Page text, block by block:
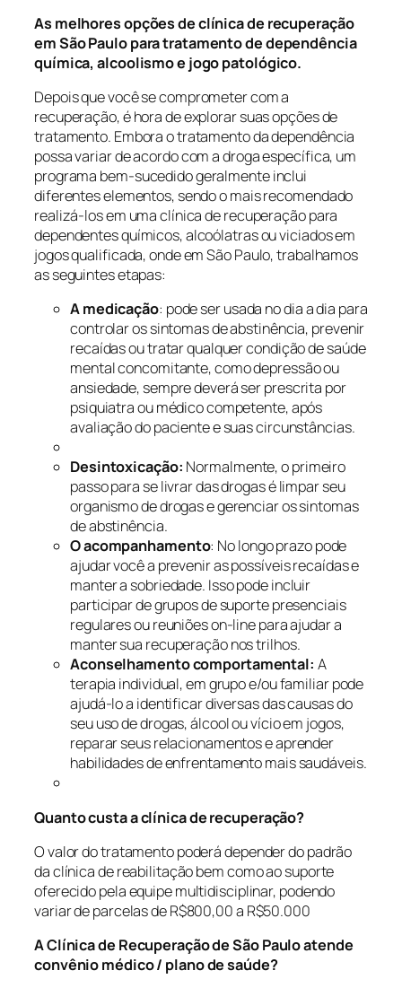
As melhores opções de clínica de recuperação
em São Paulo para tratamento de dependência
química, alcoolismo e jogo patológico.
Depois que você se comprometer com a
recuperação, é hora de explorar suas opções de
tratamento. Embora o tratamento da dependência
possa variar de acordo com a droga específica, um
programa bem-sucedido geralmente inclui
diferentes elementos, sendo o mais recomendado
realizá-los em uma clínica de recuperação para
dependentes químicos, alcoólatras ou viciados em
jogos qualificada, onde em São Paulo, trabalhamos
as seguintes etapas:
A medicação: pode ser usada no dia a dia para
controlar os sintomas de abstinência, prevenir
recaídas ou tratar qualquer condição de saúde
mental concomitante, como depressão ou
ansiedade, sempre deverá ser prescrita por
psiquiatra ou médico competente, após
avaliação do paciente e suas circunstâncias.
Desintoxicação: Normalmente, o primeiro
passo para se livrar das drogas é limpar seu
organismo de drogas e gerenciar os sintomas
de abstinência.
O acompanhamento: No longo prazo pode
ajudar você a prevenir as possíveis recaídas e
manter a sobriedade. Isso pode incluir
participar de grupos de suporte presenciais
regulares ou reuniões on-line para ajudar a
manter sua recuperação nos trilhos.
Aconselhamento comportamental: A
terapia individual, em grupo e/ou familiar pode
ajudá-lo a identificar diversas das causas do
seu uso de drogas, álcool ou vício em jogos,
reparar seus relacionamentos e aprender
habilidades de enfrentamento mais saudáveis.
Quanto custa a clínica de recuperação?
O valor do tratamento poderá depender do padrão
da clínica de reabilitação bem como ao suporte
oferecido pela equipe multidisciplinar, podendo
variar de parcelas de R$800,00 a R$50.000
A Clínica de Recuperação de São Paulo atende
convênio médico / plano de saúde?